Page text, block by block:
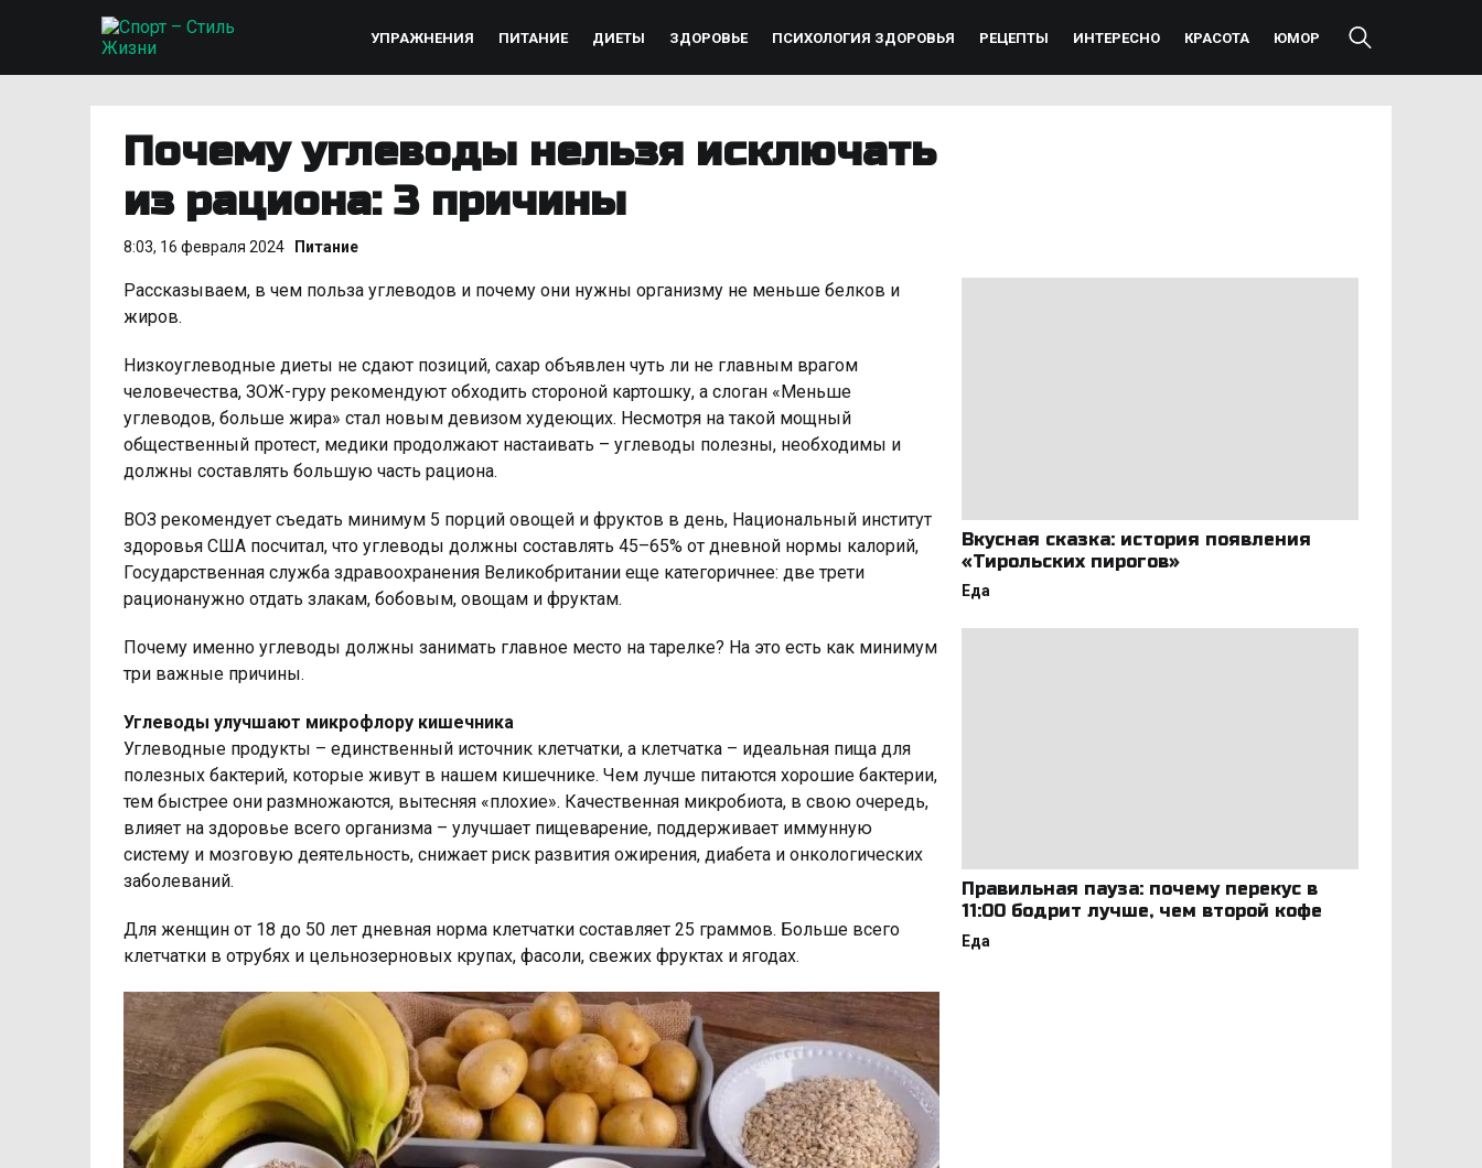
УПРАЖНЕНИЯ ПИТАНИЕ ДИЕТЫ ЗДОРОВЬЕ ПСИХОЛОГИЯ ЗДОРОВЬЯ РЕЦЕПТЫ ИНТЕРЕСНО КРАСОТА ЮМОР
Почему углеводы нельзя исключать
из рациона: 3 причины
8:03, 16 февраля 2024 Питание
Рассказываем, в чем польза углеводов и почему они нужны организму не меньше белков и
жиров.
Низкоуглеводные диеты не сдают позиций, сахар объявлен чуть ли не главным врагом
человечества, ЗОЖ-гуру рекомендуют обходить стороной картошку, а слоган «Меньше
углеводов, больше жира» стал новым девизом худеющих. Несмотря на такой мощный
общественный протест, медики продолжают настаивать – углеводы полезны, необходимы и
должны составлять большую часть рациона.
ВОЗ рекомендует съедать минимум 5 порций овощей и фруктов в день, Национальный институт
здоровья США посчитал, что углеводы должны составлять 45–65% от дневной нормы калорий,
Государственная служба здравоохранения Великобритании еще категоричнее: две трети
рационанужно отдать злакам, бобовым, овощам и фруктам.
Почему именно углеводы должны занимать главное место на тарелке? На это есть как минимум
три важные причины.
Углеводы улучшают микрофлору кишечника
Углеводные продукты – единственный источник клетчатки, а клетчатка – идеальная пища для
полезных бактерий, которые живут в нашем кишечнике. Чем лучше питаются хорошие бактерии,
тем быстрее они размножаются, вытесняя «плохие». Качественная микробиота, в свою очередь,
влияет на здоровье всего организма – улучшает пищеварение, поддерживает иммунную
систему и мозговую деятельность, снижает риск развития ожирения, диабета и онкологических
заболеваний.
Для женщин от 18 до 50 лет дневная норма клетчатки составляет 25 граммов. Больше всего
клетчатки в отрубях и цельнозерновых крупах, фасоли, свежих фруктах и ягодах.
Вкусная сказка: история появления
«Тирольских пирогов»
Еда
Правильная пауза: почему перекус в
11:00 бодрит лучше, чем второй кофе
Еда